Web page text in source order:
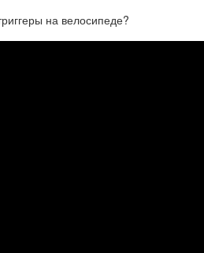
на велосипеде?